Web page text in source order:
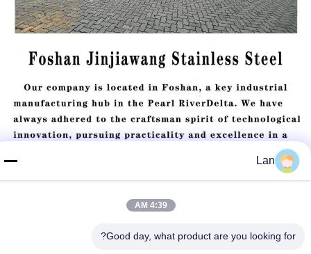
Lan
4:39 AM
Good day, what product are you looking for?